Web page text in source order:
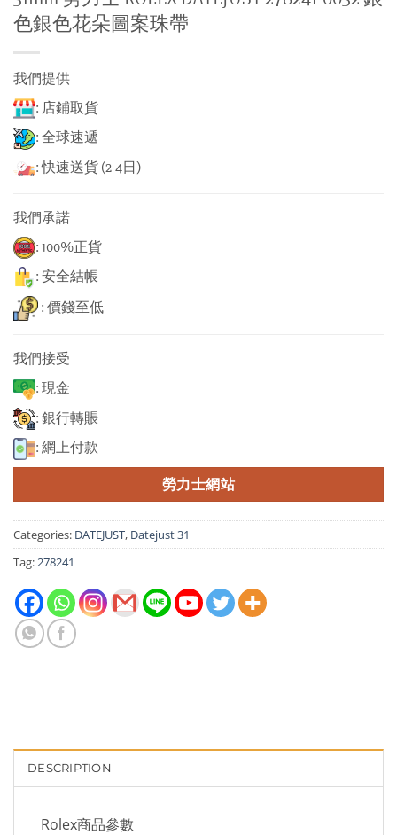
色銀色花朵圖案珠帶
我們提供
: 店鋪取貨
: 全球速遞
: 快速送貨 (2-4日)
我們承諾
: 100%正貨
: 安全結帳
: 價錢至低
我們接受
: 現金
: 銀行轉賬
: 網上付款
勞力士網站
Categories: DATEJUST, Datejust 31
Tag:278241
DESCRIPTION
Rolex商品參數